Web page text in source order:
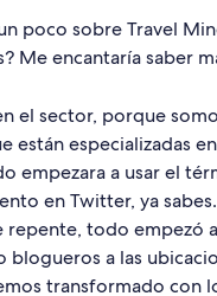
poco sobre Travel
Me encantaría saber
el sector, porque
están especializadas
empezara a usar el
en Twitter, ya
repente, todo empezó
a las
transformado con